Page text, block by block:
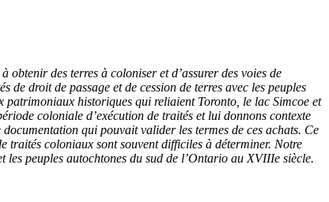
des terres à coloniser et d’assurer des voies de
droit de passage et de cession de terres avec les peuples
patrimoniaux historiques qui reliaient Toronto, le lac Simcoe et
coloniale d’exécution de traités et lui donnons contexte
qui pouvait valider les termes de ces achats. Ce
traités coloniaux sont souvent difficiles à déterminer. Notre
peuples autochtones du sud de l’Ontario au XVIIIe siècle.